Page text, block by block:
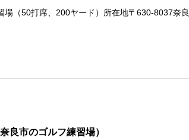
場（50打席、200ヤード）所在地〒630-8037奈良
良市のゴルフ練習場）